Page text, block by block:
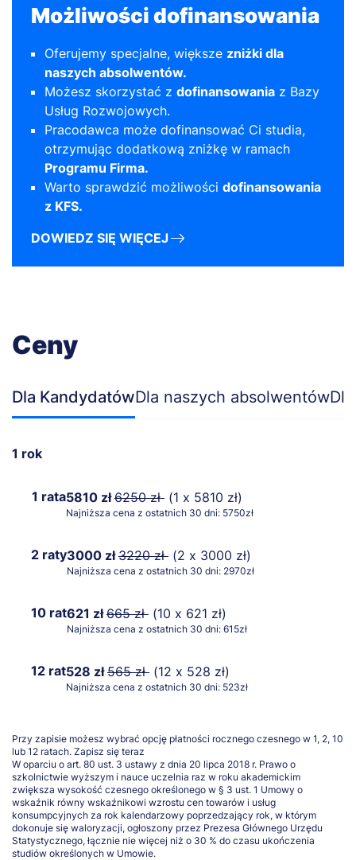
Możliwości dofinansowania
Oferujemy specjalne, większe zniżki dla
naszych absolwentów.
Możesz skorzystać z dofinansowania z Bazy
Usług Rozwojowych.
Pracodawca może dofinansować Ci studia,
otrzymując dodatkową zniżkę w ramach
Programu Firma.
Warto sprawdzić możliwości dofinansowania
z KFS.
DOWIEDZ SIĘ WIĘCEJ
Ceny
Dla KandydatówDla naszych absolwentów
1 rok
1 rata5810 zł6250 zł (1 x 5810 zł)
Najniższa cena z ostatnich 30 dni: 5750zł
2 raty3000 zł3220 zł (2 x 3000 zł)
Najniższa cena z ostatnich 30 dni: 2970zł
10 rat621 zł665 zł (10 x 621 zł)
Najniższa cena z ostatnich 30 dni: 615zł
12 rat528 zł565 zł (12 x 528 zł)
Najniższa cena z ostatnich 30 dni: 523zł
Przy zapisie możesz wybrać opcję płatności rocznego czesnego w 1, 2, 10
lub 12 ratach. Zapisz się teraz
W oparciu o art. 80 ust. 3 ustawy z dnia 20 lipca 2018 r. Prawo o
szkolnictwie wyższym i nauce uczelnia raz w roku akademickim
zwiększa wysokość czesnego określonego w § 3 ust. 1 Umowy o
wskaźnik równy wskaźnikowi wzrostu cen towarów i usług
konsumpcyjnych za rok kalendarzowy poprzedzający rok, w którym
dokonuje się waloryzacji, ogłoszony przez Prezesa Głównego Urzędu
Statystycznego, łącznie nie więcej niż o 30 % do czasu ukończenia
studiów określonych w Umowie.